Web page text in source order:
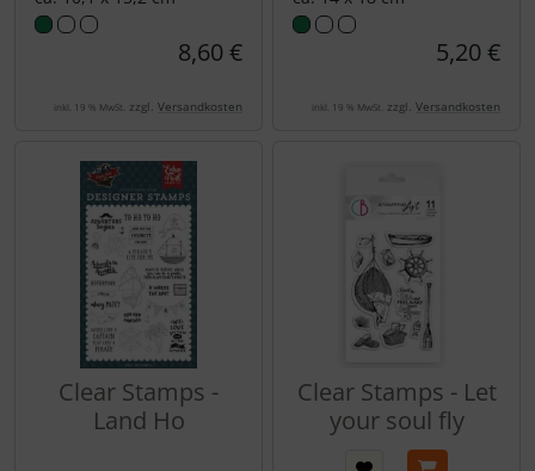
8,60 €
inkl. 19 % MwSt. zzgl. Versandkosten
5,20 €
inkl. 19 % MwSt. zzgl. Versandkosten
Clear Stamps -
Land Ho
Clear Stamps - Let
your soul fly